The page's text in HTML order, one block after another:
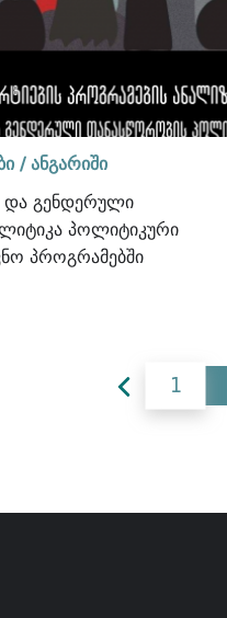
/ ანგარიში
და გენდერული
პოლიტიკური
პროგრამებში
1